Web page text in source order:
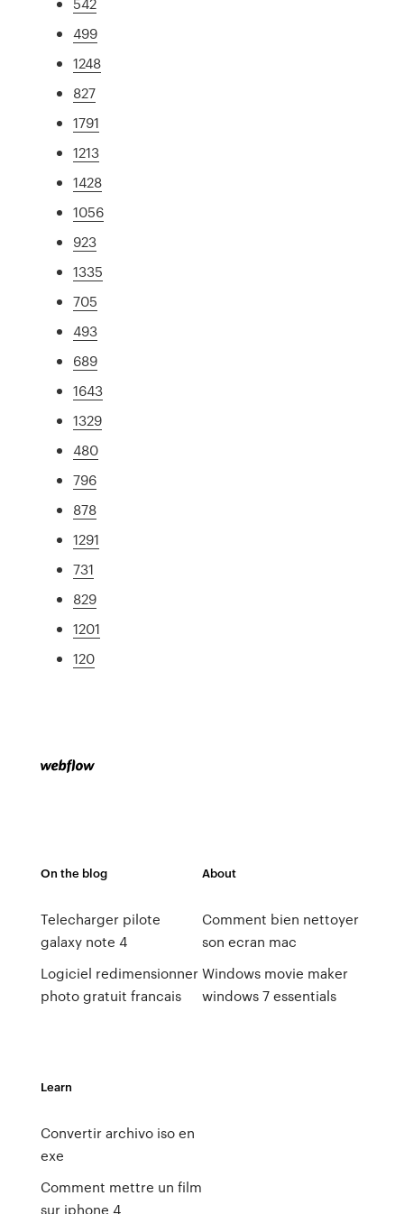
499
1248
827
1791
1213
1428
1056
923
1335
705
493
689
1643
1329
480
796
878
1291
731
829
1201
120
On the blog
Telecharger pilote
galaxy note 4
Logiciel redimensionner
photo gratuit francais
About
Comment bien nettoyer
son ecran mac
Windows movie maker
windows 7 essentials
Learn
Convertir archivo iso en
exe
Comment mettre un film
sur iphone 4